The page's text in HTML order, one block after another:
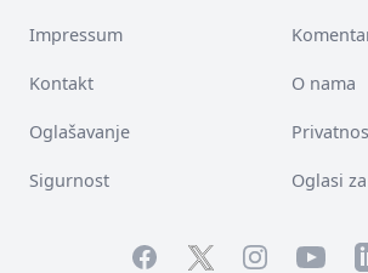
Impressum
Kontakt O nama
Oglašavanje
Sigurnost Oglasi
FacebookTwitterInstagramYouTube